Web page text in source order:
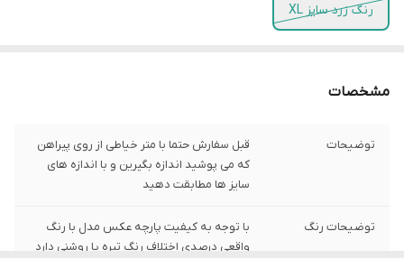
رنگ زرد سایز XL
مشخصات
توضیحات
قبل سفارش حتما با متر خیاطی از روی پیراهن
که می پوشید اندازه بگیرین و با اندازه های
سایز ها مطابقت دهید
توضیحات رنگ
با توجه به کیفیت پارچه عکس مدل با رنگ
واقعی درصدی اختلاف رنگ تیره یا روشنی دارد